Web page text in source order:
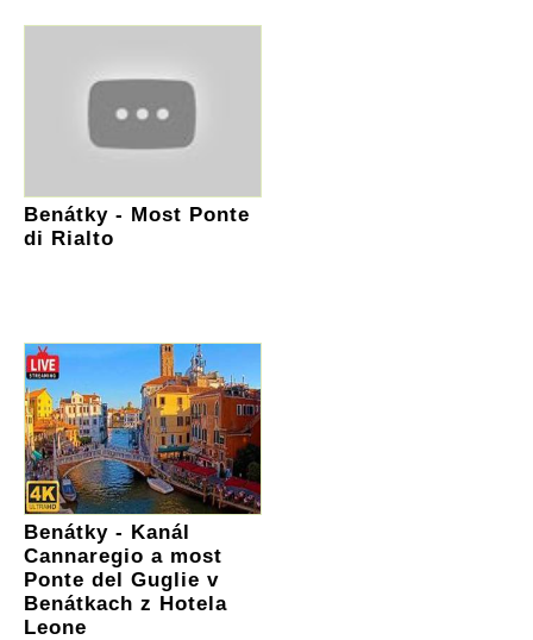
Benátky - Most Ponte
di Rialto
Benátky - Kanál
Cannaregio a most
Ponte del Guglie v
Benátkach z Hotela
Leone